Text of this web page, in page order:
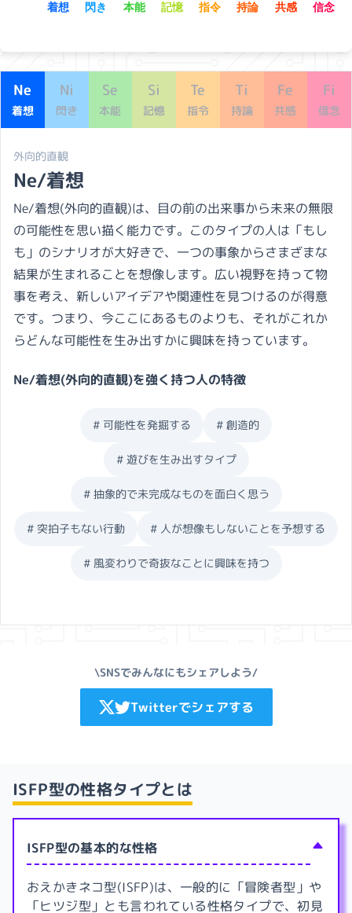
着想 閃き 本能 記憶 指令 持論 共感 信念
Ne
着想
Ni
閃き
Se
本能
Si
記憶
Te
指令
Ti
持論
Fe
共感
Fi
信念
外向的直観
Ne/着想
Ne/着想(外向的直観)は、目の前の出来事から未来の無限
の可能性を思い描く能力です。このタイプの人は「もし
も」のシナリオが大好きで、一つの事象からさまざまな
結果が生まれることを想像します。広い視野を持って物
事を考え、新しいアイデアや関連性を見つけるのが得意
です。つまり、今ここにあるものよりも、それがこれか
らどんな可能性を生み出すかに興味を持っています。
Ne/着想(外向的直観)を強く持つ人の特徴
# 可能性を発掘する # 創造的
# 遊びを生み出すタイプ
# 抽象的で未完成なものを面白く思う
# 突拍子もない行動 # 人が想像もしないことを予想する
# 風変わりで奇抜なことに興味を持つ
\SNSでみんなにもシェアしよう/
Twitterでシェアする
ISFP型の性格タイプとは
ISFP型の基本的な性格
おえかきネコ型(ISFP)は、一般的に「冒険者型」や
「ヒツジ型」とも言われている性格タイプで、初見